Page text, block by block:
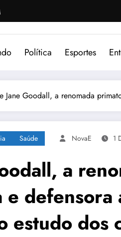
Política Esportes
Jane Goodall, a renomada
Saúde NovaE 1
a
defensora
estudo dos